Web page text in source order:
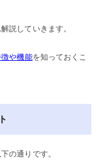
説していきます。
や機能を知っておくこ
の通りです。